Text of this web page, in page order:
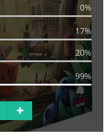
0%
17%
20%
99%